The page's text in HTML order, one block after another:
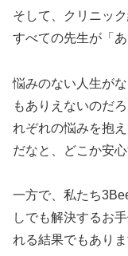
そして、クリニッ
すべての先生が「
悩みのない人生が
もありえないのだ
れぞれの悩みを抱
だなと、どこか安
一方で、私たち
しでも解決するお
れる結果でもありま